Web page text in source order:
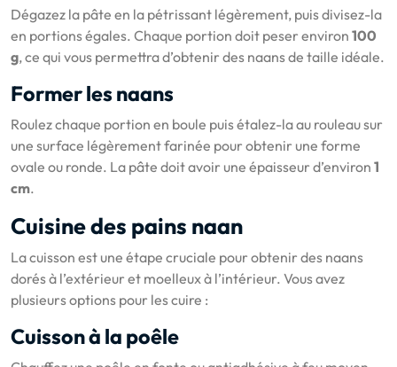
Dégazez la pâte en la pétrissant légèrement, puis divisez-la
en portions égales. Chaque portion doit peser environ 100
g, ce qui vous permettra d’obtenir des naans de taille idéale.
Former les naans
Roulez chaque portion en boule puis étalez-la au rouleau sur
une surface légèrement farinée pour obtenir une forme
ovale ou ronde. La pâte doit avoir une épaisseur d’environ 1
cm.
Cuisine des pains naan
La cuisson est une étape cruciale pour obtenir des naans
dorés à l’extérieur et moelleux à l’intérieur. Vous avez
plusieurs options pour les cuire :
Cuisson à la poêle